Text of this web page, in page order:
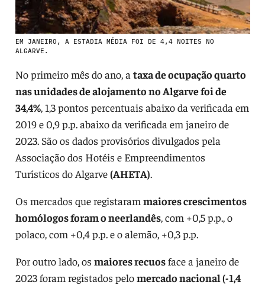
EM JANEIRO, A ESTADIA MÉDIA FOI DE 4,4 NOITES NO
ALGARVE.
No primeiro mês do ano, a taxa de ocupação quarto
nas unidades de alojamento no Algarve foi de
34,4%, 1,3 pontos percentuais abaixo da verificada em
2019 e 0,9 p.p. abaixo da verificada em janeiro de
2023. São os dados provisórios divulgados pela
Associação dos Hotéis e Empreendimentos
Turísticos do Algarve(AHETA).
Os mercados que registaram maiores crescimentos
homólogos foram o neerlandês, com +0,5 p.p., o
polaco, com +0,4 p.p. e o alemão, +0,3 p.p.
Por outro lado, os maiores recuosface a janeiro de
2023 foram registados pelomercado nacional (-1,4